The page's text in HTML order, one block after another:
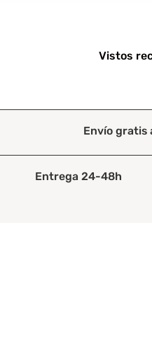
Vistos
Envío gratis
Entrega 24-48h